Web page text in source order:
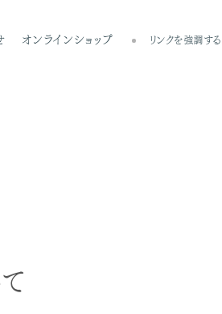
オンラインショップ リンクを強調する